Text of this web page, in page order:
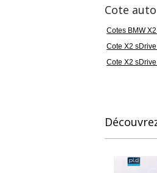
Cote
Cotes BMW
Cote X2
Cote X2